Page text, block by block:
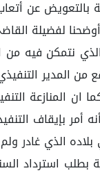
لأمر المؤرخ في 17/04/2017
نتمكن فيه
من المدير
أمر بإيقاف
غادر ولم
استرداد